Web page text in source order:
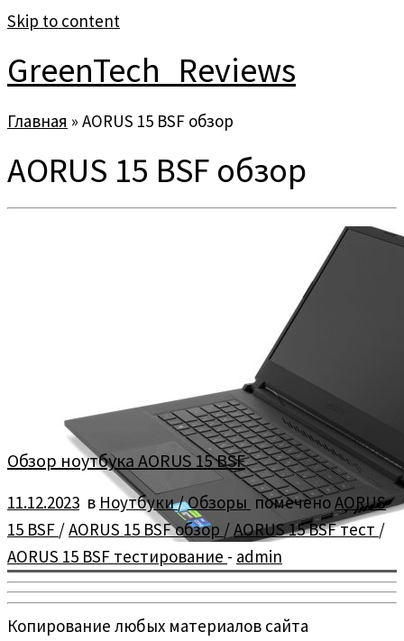
Skip to content
GreenTech_Reviews
Главная » AORUS 15 BSF обзор
AORUS 15 BSF обзор
Обзор ноутбука AORUS 15 BSF
11.12.2023 в Ноутбуки/Обзоры помеченоAORUS
15 BSF /AORUS 15 BSF обзор /AORUS 15 BSF тест /
AORUS 15 BSF тестирование - admin
Копирование любых материалов сайта